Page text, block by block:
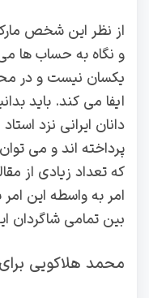
از نظر این شخص
و نگاه به حساب ها
یکسان نیست و در
ایفا می کند. باید
دانان ایرانی نزد
پرداخته اند و می
که تعداد زیادی از
امر به واسطه این
بین تمامی
محمد هلاکویی